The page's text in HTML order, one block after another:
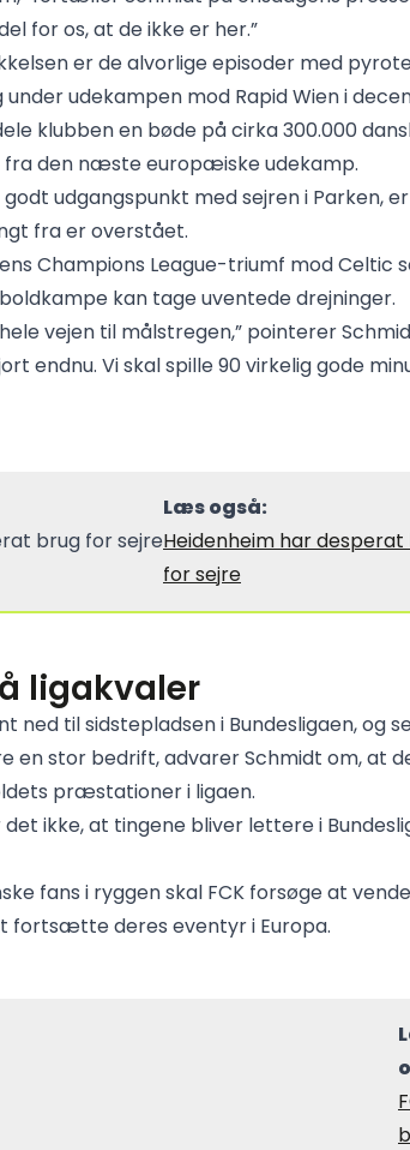
for os, at de ikke er her.”
er de alvorlige episoder med
udekampen mod Rapid Wien i
klubben en bøde på cirka 300.000
fra den næste europæiske udekamp.
udgangspunkt med sejren i Parken,
fra er overstået.
Champions League-triumf mod Celtic
kan tage uventede drejninger.
vejen til målstregen,” pointerer
endnu. Vi skal spille 90 virkelig gode
Læs også:
Heidenheim har desperat
for sejre
ligakvaler
ned til sidstepladsen i Bundesligaen, og
stor bedrift, advarer Schmidt om, at
præstationer i ligaen.
ikke, at tingene bliver lettere i
fans i ryggen skal FCK forsøge at
fortsætte deres eventyr i Europa.